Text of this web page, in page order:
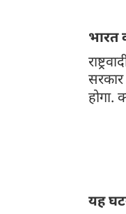
भारत
सरकार
होगा.
यह